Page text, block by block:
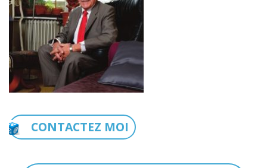
CONTACTEZ MOI